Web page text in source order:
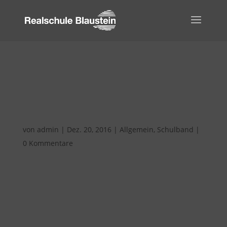
von admin | Dez. 20, 2016 | Allgemein, Schulband |
0 Kommentare